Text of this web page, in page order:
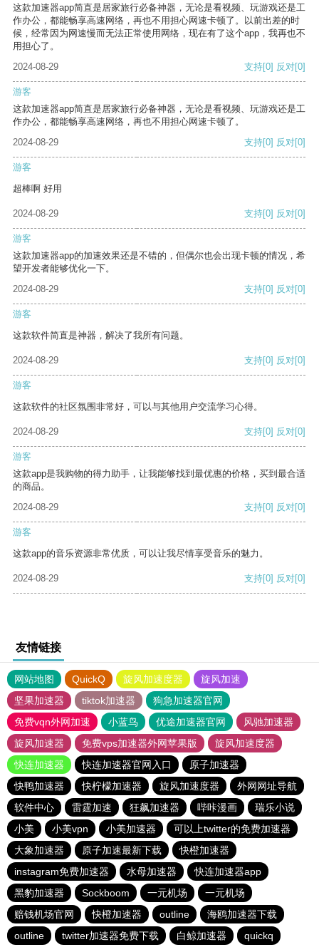
这款加速器app简直是居家旅行必备神器，无论是看视频、玩游戏还是工
作办公，都能畅享高速网络，再也不用担心网速卡顿了。以前出差的时
候，经常因为网速慢而无法正常使用网络，现在有了这个app，我再也不
用担心了。
2024-08-29
支持[0] 反对[0]
游客
这款加速器app简直是居家旅行必备神器，无论是看视频、玩游戏还是工
作办公，都能畅享高速网络，再也不用担心网速卡顿了。
2024-08-29
支持[0] 反对[0]
游客
超棒啊 好用
2024-08-29 支持[0] 反对[0]
游客
这款加速器app的加速效果还是不错的，但偶尔也会出现卡顿的情况，希
望开发者能够优化一下。
2024-08-29
支持[0] 反对[0]
游客
这款软件简直是神器，解决了我所有问题。
2024-08-29 支持[0] 反对[0]
游客
这款软件的社区氛围非常好，可以与其他用户交流学习心得。
2024-08-29 支持[0] 反对[0]
游客
这款app是我购物的得力助手，让我能够找到最优惠的价格，买到最合适
的商品。
2024-08-29
支持[0] 反对[0]
游客
这款app的音乐资源非常优质，可以让我尽情享受音乐的魅力。
2024-08-29 支持[0] 反对[0]
友情链接
网站地图 QuickQ 旋风加速度器
旋风加速
坚果加速器
tiktok加速器
狗急加速器官网
免费vqn外网加速
小蓝鸟 优途加速器官网
风驰加速器
旋风加速器
免费vps加速器外网苹果版
旋风加速度器
快连加速器
快连加速器官网入口
原子加速器
快鸭加速器
快柠檬加速器 旋风加速度器
外网网址导航
软件中心
雷霆加速 狂飙加速器 哔咔漫画
瑞乐小说
小美
小美vpn 小美加速器
可以上twitter的免费加速器
大象加速器
原子加速最新下载
快橙加速器
instagram免费加速器
水母加速器
快连加速器app
黑豹加速器
Sockboom 一元机场
一元机场
赔钱机场官网
快橙加速器 outline
海鸥加速器下载
outline
twitter加速器免费下载 白鲸加速器 quickq